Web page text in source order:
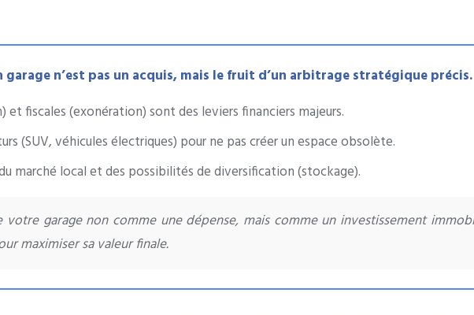
n’est pas un acquis, mais le fruit d’un arbitrage stratégique précis.
fiscales (exonération) sont des leviers financiers majeurs.
(SUV, véhicules électriques) pour ne pas créer un espace obsolète.
marché local et des possibilités de diversification (stockage).
garage non comme une dépense, mais comme un investissement
maximiser sa valeur finale.